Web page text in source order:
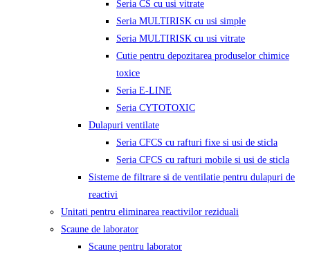
Seria CS cu usi vitrate
Seria MULTIRISK cu usi simple
Seria MULTIRISK cu usi vitrate
Cutie pentru depozitarea produselor chimice
toxice
Seria E-LINE
Seria CYTOTOXIC
Dulapuri ventilate
Seria CFCS cu rafturi fixe si usi de sticla
Seria CFCS cu rafturi mobile si usi de sticla
Sisteme de filtrare si de ventilatie pentru dulapuri de
reactivi
Unitati pentru eliminarea reactivilor reziduali
Scaune de laborator
Scaune pentru laborator